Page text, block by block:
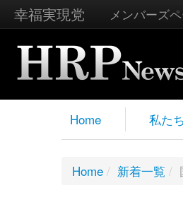
幸福実現党 メンバーズ
Home 私た
Home / 新着一覧 /